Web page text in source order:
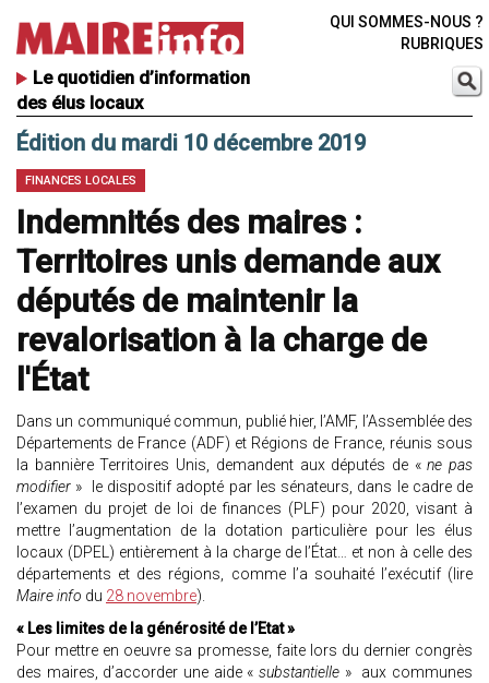
Le quotidien d’information
des élus locaux
QUI SOMMES-NOUS ?
RUBRIQUES
Édition du mardi 10 décembre 2019
FINANCES LOCALES
Indemnités des maires :
Territoires unis demande aux
députés de maintenir la
revalorisation à la charge de
l'État
Dans un communiqué commun, publié hier, l’AMF, l’Assemblée des
Départements de France (ADF) et Régions de France, réunis sous
la bannière Territoires Unis, demandent aux députés de «ne pas
modifier » le dispositif adopté par les sénateurs, dans le cadre de
l’examen du projet de loi de finances (PLF) pour 2020, visant à
mettre l’augmentation de la dotation particulière pour les élus
locaux (DPEL) entièrement à la charge de l’État… et non à celle des
départements et des régions, comme l’a souhaité l’exécutif (lire
Maire info du 28 novembre).
« Les limites de la générosité de l’Etat »
Pour mettre en oeuvre sa promesse, faite lors du dernier congrès
des maires, d’accorder une aide «substantielle » aux communes